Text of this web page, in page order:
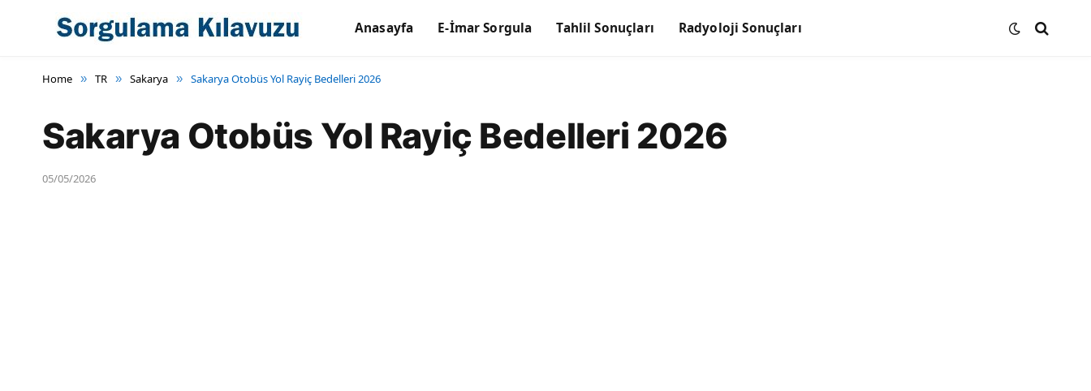
Anasayfa E-İmar Sorgula Tahlil Sonuçları Radyoloji Sonuçları
Home » TR » Sakarya » Sakarya Otobüs Yol Rayiç Bedelleri 2026
Sakarya Otobüs Yol Rayiç Bedelleri 2026
05/05/2026